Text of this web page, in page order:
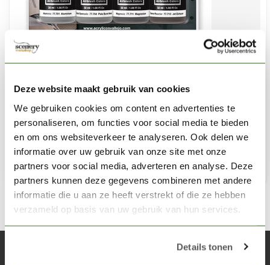
Deze website maakt gebruik van cookies
We gebruiken cookies om content en advertenties te
personaliseren, om functies voor social media te bieden
en om ons websiteverkeer te analyseren. Ook delen we
informatie over uw gebruik van onze site met onze
partners voor social media, adverteren en analyse. Deze
partners kunnen deze gegevens combineren met andere
informatie die u aan ze heeft verstrekt of die ze hebben
verzameld op basis van uw gebruik van hun services.
Details tonen
Metal Color Jet Exhaust set - 4x 32ml - 77602
€35,25
Op voorraad